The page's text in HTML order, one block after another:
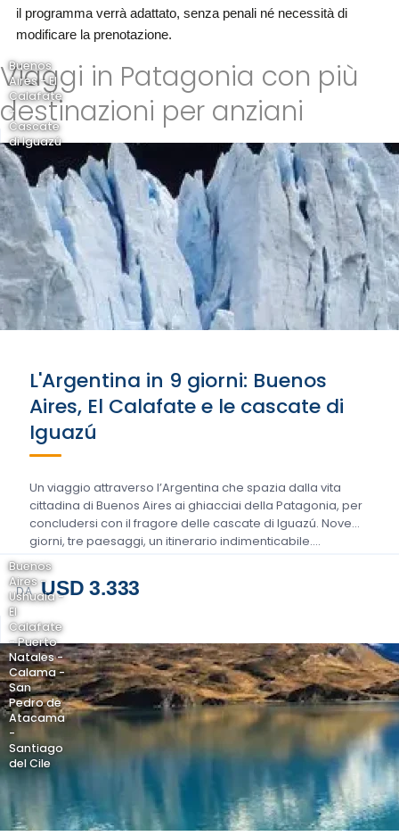
il programma verrà adattato, senza penali né necessità di
modificare la prenotazione.
Viaggi in Patagonia con più
destinazioni per anziani
Buenos
Aires - El
Calafate
-
Cascate
di Iguazú
L'Argentina in 9 giorni: Buenos
Aires, El Calafate e le cascate di
Iguazú
Un viaggio attraverso l’Argentina che spazia dalla vita
cittadina di Buenos Aires ai ghiacciai della Patagonia, per
concludersi con il fragore delle cascate di Iguazú. Nove
giorni, tre paesaggi, un itinerario indimenticabile….
DA USD 3.333
Buenos
Aires -
Ushuaia -
El
Calafate
- Puerto
Natales -
Calama -
San
Pedro de
Atacama
-
Santiago
del Cile